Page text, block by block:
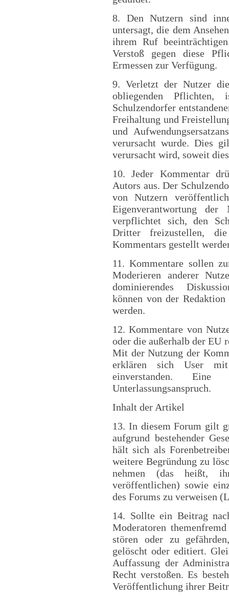
8. Den Nutzern sind
untersagt, die dem
ihrem Ruf
Verstoß gegen diese
Ermessen zur Verfügung.
9. Verletzt der Nutzer
obliegenden
Schulzendorfer
Freihaltung und
und
verursacht wurde. Dies
verursacht wird, soweit
10. Jeder Kommentar
Autors aus. Der
von Nutzern
Eigenverantwortung
verpflichtet sich, den
Dritter freizustellen,
Kommentars gestellt
11. Kommentare sollen
Moderieren anderer
dominierendes
können von der
werden.
12. Kommentare von
oder die außerhalb der
Mit der Nutzung der
erklären sich User
einverstanden. Eine
Unterlassungsanspruch.
Inhalt der Artikel
13. In diesem Forum gilt
aufgrund bestehender
hält sich als
weitere Begründung zu
nehmen (das heißt,
veröffentlichen) sowie
des Forums zu verweisen
14. Sollte ein Beitrag
Moderatoren
stören oder zu
gelöscht oder editiert.
Auffassung der
Recht verstoßen. Es
Veröffentlichung ihrer